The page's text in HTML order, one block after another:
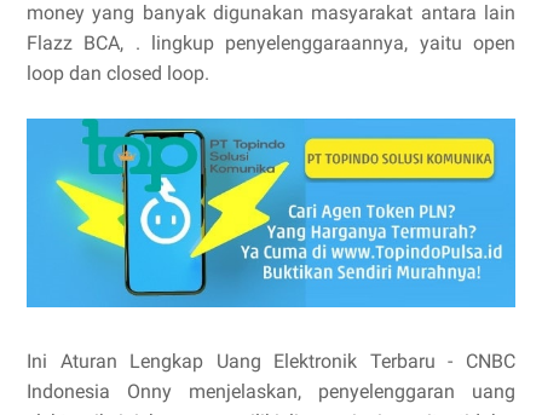
money yang banyak digunakan masyarakat antara lain
Flazz BCA, . lingkup penyelenggaraannya, yaitu open
loop dan closed loop.
Ini Aturan Lengkap Uang Elektronik Terbaru - CNBC
Indonesia Onny menjelaskan, penyelenggaran uang